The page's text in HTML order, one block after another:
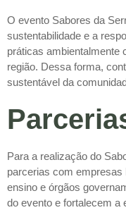
O evento Sabores da
sustentabilidade e a
práticas ambientalmente
região. Dessa forma,
sustentável da
Para a realização do
parcerias com
ensino e órgãos
do evento e fortalecem a